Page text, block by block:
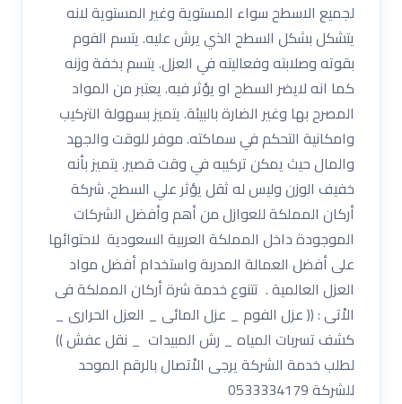
لجميع الاسطح سواء المستوية وغير المستوية لانه
يتشكل بشكل السطح الذي يرش عليه. يتسم الفوم
بقوته وصلابته وفعاليته في العزل. يتسم بخفة وزنه
كما انه لايضر السطح او يؤثر فيه. يعتبر من المواد
المصرح بها وغير الضارة بالبيئة. يتميز بسهولة التركيب
وامكانية التحكم في سماكته. موفر للوقت والجهد
والمال حيث يمكن تركيبه في وقت قصير. يتميز بأنه
خفيف الوزن وليس له ثقل يؤثر علي السطح. شركة
أركان المملكة للعوازل من أهم وأفضل الشركات
الموجودة داخل المملكة العربية السعودية لاحتوائها
على أفضل العمالة المدربة واستخدام أفضل مواد
العزل العالمية . تتنوع خدمة شرة أركان المملكة فى
الاْتى : (( عزل الفوم _ عزل المائى _ العزل الحرارى _
كشف تسربات المياه _ رش المبيدات _ نقل عفش ))
لطلب خدمة الشركة يرجى الاْتصال بالرقم الموحد
للشركة 0533334179